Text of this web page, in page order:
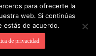
almacena ningún archivo en sus
público de manera gratuita.
para ofrecerte la
web. Si continúas
estás de acuerdo.
de privacidad